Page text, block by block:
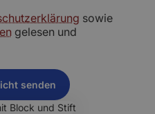
sowie
gelesen und